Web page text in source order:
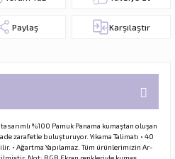
Paylaş Karşılaştır
%100 Pamuk Panama kumaştan oluşan
zarafetle buluşturuyor. Yıkama Talimatı • 40
• Ağartma Yapılamaz. Tüm ürünlerimizin Ar-